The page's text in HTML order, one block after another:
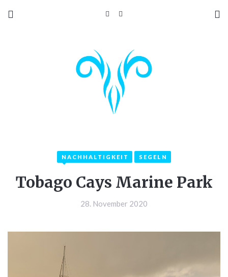
NACHHALTIGKEIT SEGELN
Tobago Cays Marine Park
28. November 2020